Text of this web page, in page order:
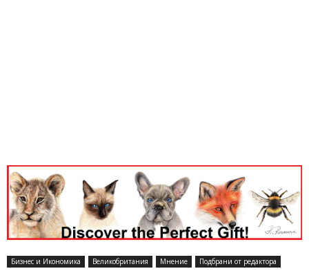
Бизнес и Икономика Великобритания Мнение Подбрани от редактора